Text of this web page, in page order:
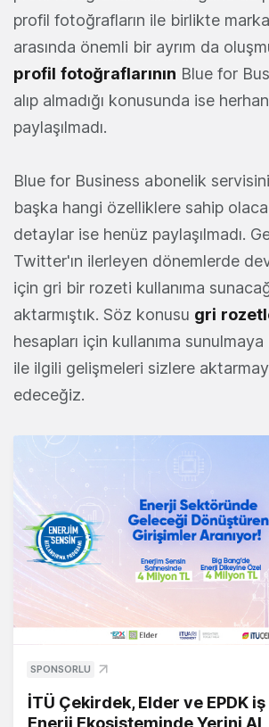
profil fotoğrafların ile birlikte
arasında önemli bir ayrım da
profil fotoğraflarının Blue for
alıp almadığı konusunda ise
paylaşılmadı.
Blue for Business abonelik
başka hangi özelliklere sahip
detaylar ise henüz paylaşılmadı.
Twitter'ın ilerleyen dönemlerde
için gri bir rozeti kullanıma
aktarmıştık. Söz konusu gri
hesapları için kullanıma sunulmaya
ile ilgili gelişmeleri sizlere
edeceğiz.
SPONSORLU
İTÜ Çekirdek, Elder ve EPDK
Enerji Ekosisteminde Yerini Al